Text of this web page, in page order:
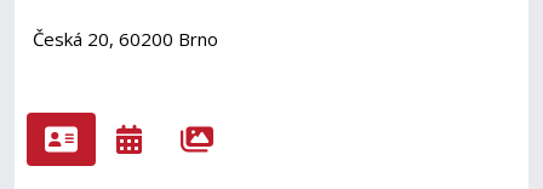
Česká 20, 60200 Brno